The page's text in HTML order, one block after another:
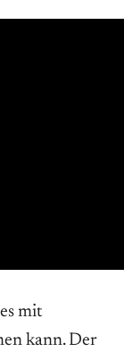
mit
kann. Der